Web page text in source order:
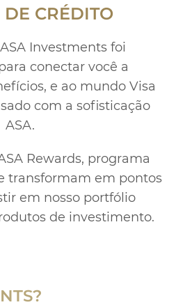
DE CRÉDITO
Investments foi
conectar você a
e ao mundo Visa
com a sofisticação
ASA.
Rewards, programa
transformam em pontos
em nosso portfólio
de investimento.